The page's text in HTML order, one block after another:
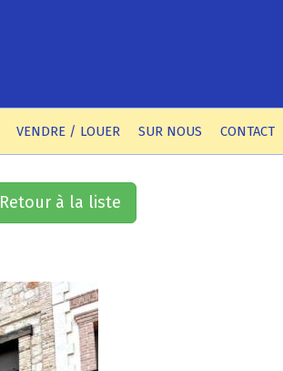
VENDRE / LOUER SUR NOUS CONTACT
Retour à la liste